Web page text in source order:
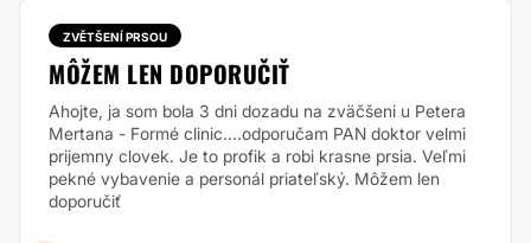
ZVĚTŠENÍ PRSOU
MÔŽEM LEN DOPORUČIŤ
Ahojte, ja som bola 3 dni dozadu na zväčšeni u Petera
Mertana - Formé clinic....odporučam PAN doktor velmi
prijemny clovek. Je to profik a robi krasne prsia. Veľmi
pekné vybavenie a personál priateľský. Môžem len
doporučiť